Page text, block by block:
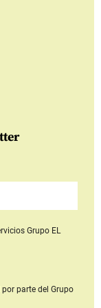
Grupo EL
por parte del Grupo